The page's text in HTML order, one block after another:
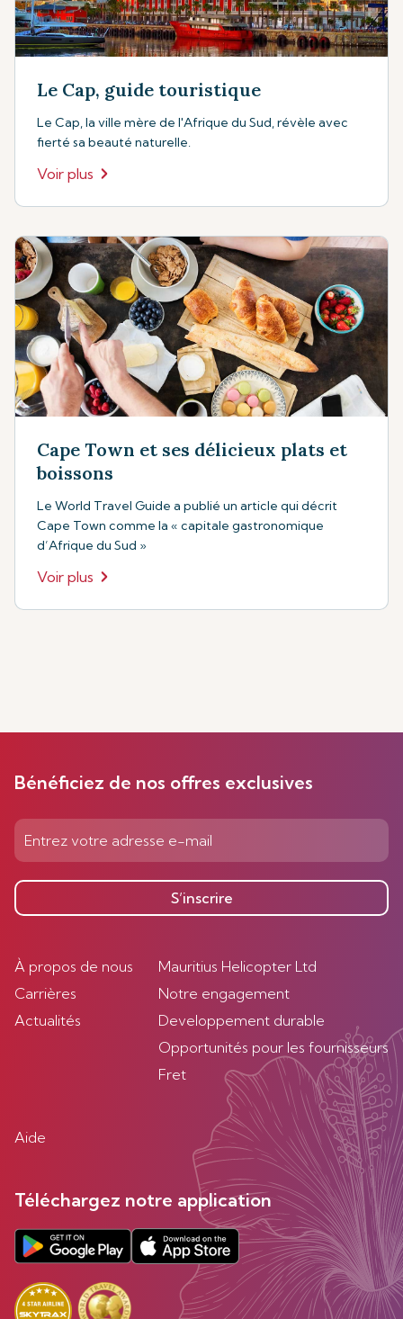
Le Cap, guide touristique
Le Cap, la ville mère de l'Afrique du Sud, révèle avec
fierté sa beauté naturelle.
Voir plus
Cape Town et ses délicieux plats et
boissons
Le World Travel Guide a publié un article qui décrit
Cape Town comme la « capitale gastronomique
d’Afrique du Sud »
Voir plus
Bénéficiez de nos offres exclusives
S’inscrire
À propos de nous
Carrières
Actualités
Mauritius Helicopter Ltd
Notre engagement
Developpement durable
Opportunités pour les fournisseurs
Fret
Aide
Téléchargez notre application